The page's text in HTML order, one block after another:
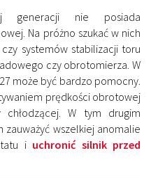
generacji nie posiada
Na próżno szukać w nich
systemów stabilizacji toru
czy obrotomierza. W
może być bardzo pomocny.
prędkości obrotowej
W tym drugim
wszelkiej anomalie
i uchronić silnik przed